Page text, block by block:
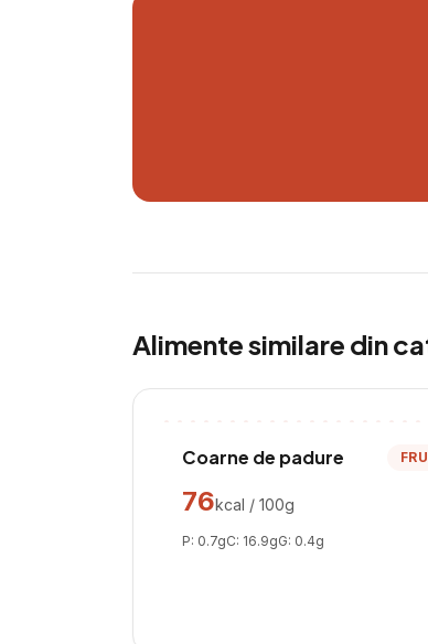
Alimente similare din
Coarne de padure
76kcal / 100g
P: 0.7gC: 16.9gG: 0.4g